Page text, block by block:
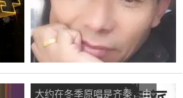
大约在冬季原唱是齐秦，由